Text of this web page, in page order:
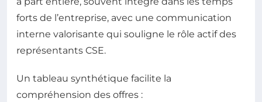
forts de l’entreprise, avec une communication
interne valorisante qui souligne le rôle actif des
représentants CSE.
Un tableau synthétique facilite la
compréhension des offres :